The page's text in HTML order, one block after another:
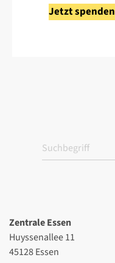
Jetzt spenden
Zentrale Essen
Huyssenallee 11
45128 Essen